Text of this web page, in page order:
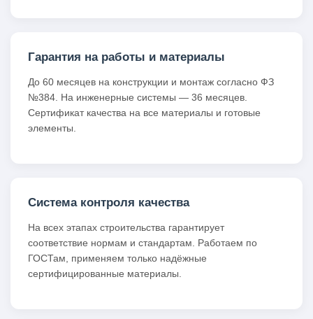
Гарантия на работы и материалы
До 60 месяцев на конструкции и монтаж согласно ФЗ
№384. На инженерные системы — 36 месяцев.
Сертификат качества на все материалы и готовые
элементы.
Система контроля качества
На всех этапах строительства гарантирует
соответствие нормам и стандартам. Работаем по
ГОСТам, применяем только надёжные
сертифицированные материалы.